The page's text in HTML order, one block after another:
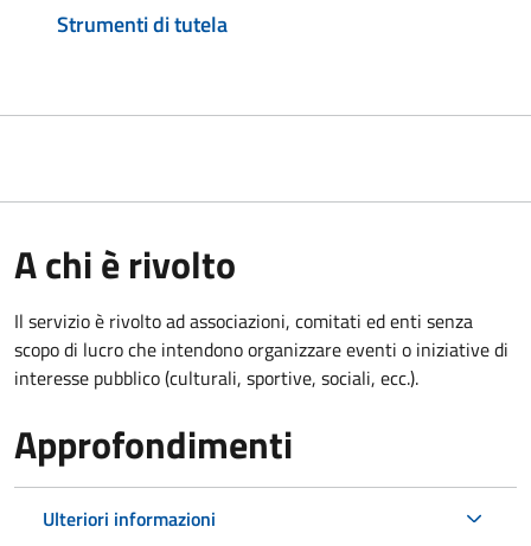
Strumenti di tutela
A chi è rivolto
Il servizio è rivolto ad associazioni, comitati ed enti senza
scopo di lucro che intendono organizzare eventi o iniziative di
interesse pubblico (culturali, sportive, sociali, ecc.).
Approfondimenti
Ulteriori informazioni